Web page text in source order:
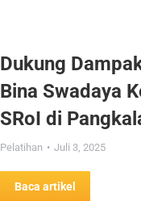
Dukung
Bina Swadaya
SRoI di
Pelatihan Juli 3, 2025
Baca artikel